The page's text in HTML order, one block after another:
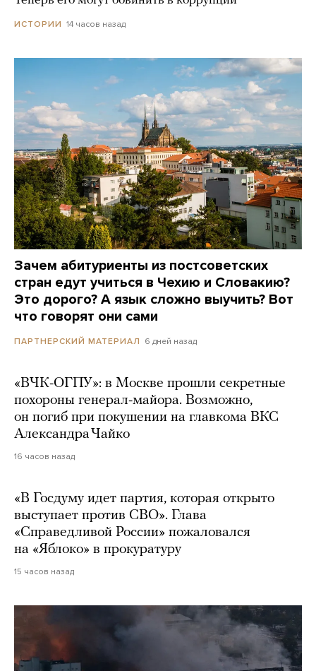
ИСТОРИИ 14 часов назад
Зачем абитуриенты из постсоветских
стран едут учиться в Чехию и Словакию?
Это дорого? А язык сложно выучить? Вот
что говорят они сами
ПАРТНЕРСКИЙ МАТЕРИАЛ 6 дней назад
«ВЧК-ОГПУ»: в Москве прошли секретные
похороны генерал-майора. Возможно,
он погиб при покушении на главкома ВКС
Александра Чайко
16 часов назад
«В Госдуму идет партия, которая открыто
выступает против СВО». Глава
«Справедливой России» пожаловался
на «Яблоко» в прокуратуру
15 часов назад